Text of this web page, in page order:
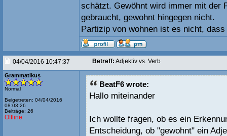
schätzt. Gewöhnt wird immer mit der
gebraucht, gewohnt hingegen nicht.
Partizip von wohnen ist es nicht,
04/04/2016 10:47:37 Betreff: Adjektiv vs. Verb
Grammatikus
Normal
Beigetreten: 04/04/2016
08:03:26
Beiträge: 26
Offline
BeatF6 wrote:
Hallo miteinander
Ich wollte fragen, ob es ein
Entscheidung, ob "gewohnt" ein